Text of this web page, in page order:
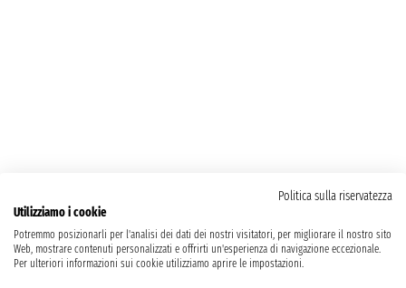
Politica sulla riservatezza
Utilizziamo i cookie
Potremmo posizionarli per l'analisi dei dati dei nostri visitatori, per migliorare il nostro sito
Web, mostrare contenuti personalizzati e offrirti un'esperienza di navigazione eccezionale.
Per ulteriori informazioni sui cookie utilizziamo aprire le impostazioni.